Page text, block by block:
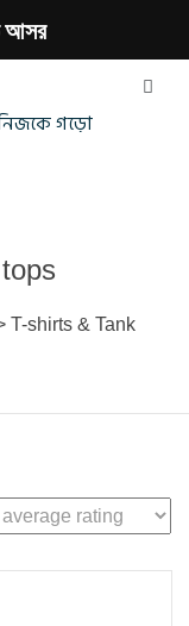
গড়ো
T-shirts & Tank
আসর